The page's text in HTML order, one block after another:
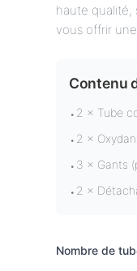
haute qualité,
vous offrir
Contenu
• 2 × Tube
• 2 ×
• 3 × Gants
• 2 ×
Nombre de